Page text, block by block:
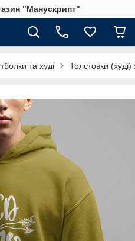
"Манускрипт"
та худі Толстовки (худі)